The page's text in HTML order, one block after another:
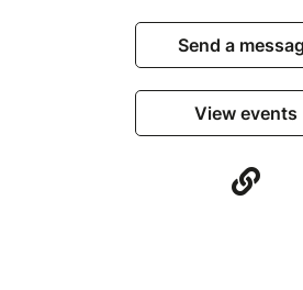
avant le stage. Nous
Règlement en plusieurs fois
Send a
View events